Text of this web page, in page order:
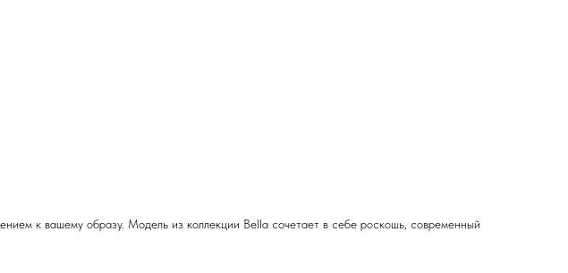
к вашему образу. Модель из коллекции Bella сочетает в себе роскошь, современный